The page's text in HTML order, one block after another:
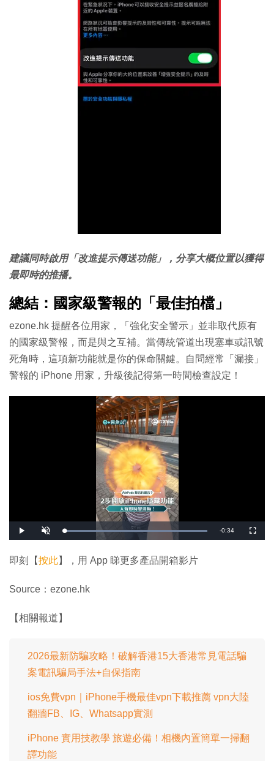
建議同時啟用「改進提示傳送功能」，分享大概位置以獲得
最即時的推播。
總結：國家級警報的「最佳拍檔」
ezone.hk 提醒各位用家，「強化安全警示」並非取代原有
的國家級警報，而是與之互補。當傳統管道出現塞車或訊號
死角時，這項新功能就是你的保命關鍵。自問經常「漏接」
警報的 iPhone 用家，升級後記得第一時間檢查設定！
播
放
開
啟
載
入
:
1
剩
-0:34
全
螢
即刻【按此】，用 App 睇更多產品開箱影片
Source：ezone.hk
【相關報道】
2026最新防騙攻略！破解香港15大香港常見電話騙
案電訊騙局手法+自保指南
ios免費vpn｜iPhone手機最佳vpn下載推薦 vpn大陸
翻牆FB、IG、Whatsapp實測
iPhone 實用技教學 旅遊必備！相機內置簡單一掃翻
譯功能